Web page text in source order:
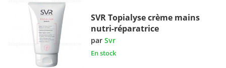
SVR Topialyse crème mains
nutri-réparatrice
parSvr
En stock